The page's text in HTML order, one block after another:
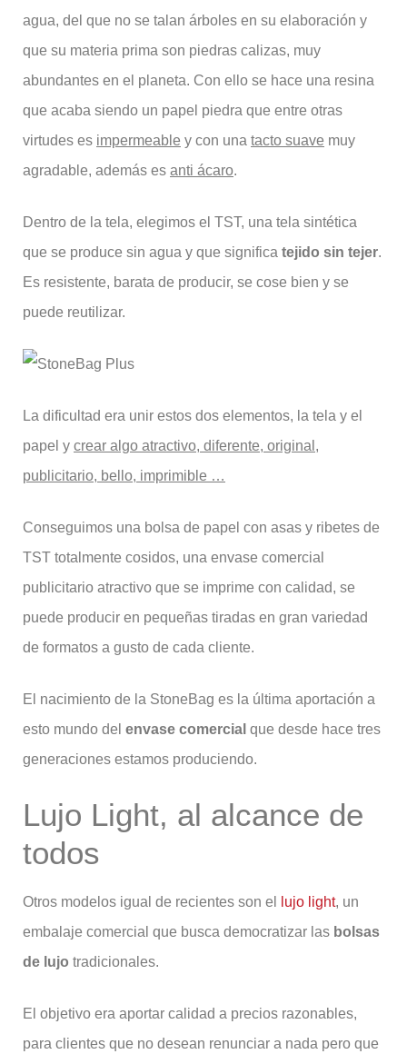
agua, del que no se talan árboles en su elaboración y
que su materia prima son piedras calizas, muy
abundantes en el planeta. Con ello se hace una resina
que acaba siendo un papel piedra que entre otras
virtudes es impermeable y con una tacto suave muy
agradable, además es anti ácaro.
Dentro de la tela, elegimos el TST, una tela sintética
que se produce sin agua y que significa tejido sin tejer.
Es resistente, barata de producir, se cose bien y se
puede reutilizar.
La dificultad era unir estos dos elementos, la tela y el
papel y crear algo atractivo, diferente, original,
publicitario, bello, imprimible …
Conseguimos una bolsa de papel con asas y ribetes de
TST totalmente cosidos, una envase comercial
publicitario atractivo que se imprime con calidad, se
puede producir en pequeñas tiradas en gran variedad
de formatos a gusto de cada cliente.
El nacimiento de la StoneBag es la última aportación a
esto mundo del envase comercial que desde hace tres
generaciones estamos produciendo.
Lujo Light, al alcance de
todos
Otros modelos igual de recientes son el lujo light, un
embalaje comercial que busca democratizar las bolsas
de lujo tradicionales.
El objetivo era aportar calidad a precios razonables,
para clientes que no desean renunciar a nada pero que